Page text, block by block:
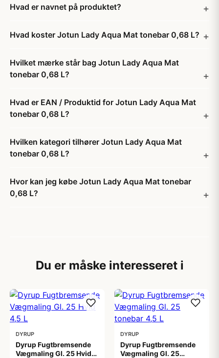
Hvad er navnet på produktet?
Hvad koster Jotun Lady Aqua Mat tonebar 0,68 L?
Hvilket mærke står bag Jotun Lady Aqua Mat
tonebar 0,68 L?
Hvad er EAN / Produktid for Jotun Lady Aqua Mat
tonebar 0,68 L?
Hvilken kategori tilhører Jotun Lady Aqua Mat
tonebar 0,68 L?
Hvor kan jeg købe Jotun Lady Aqua Mat tonebar
0,68 L?
Du er måske interesseret i
DYRUP
Dyrup Fugtbremsende
Vægmaling Gl. 25 Hvid
DYRUP
Dyrup Fugtbremsende
Vægmaling Gl. 25